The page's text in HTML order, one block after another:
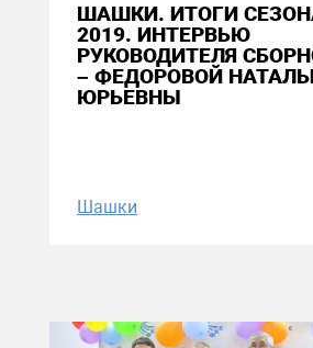
ШАШКИ. ИТОГИ
2019. ИНТЕРВЬЮ
РУКОВОДИТЕЛЯ
– ФЕДОРОВОЙ
ЮРЬЕВНЫ
Шашки